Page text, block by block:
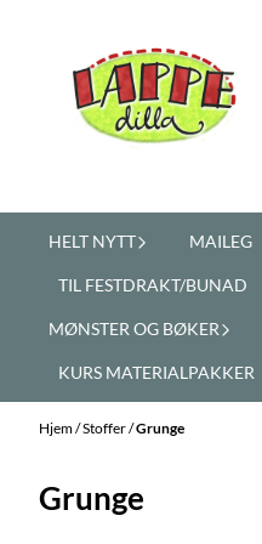
HELT NYTT MAILEG
TIL FESTDRAKT/BUNAD
MØNSTER OG BØKER
KURS MATERIALPAKKER
Hjem/Stoffer/Grunge
Grunge